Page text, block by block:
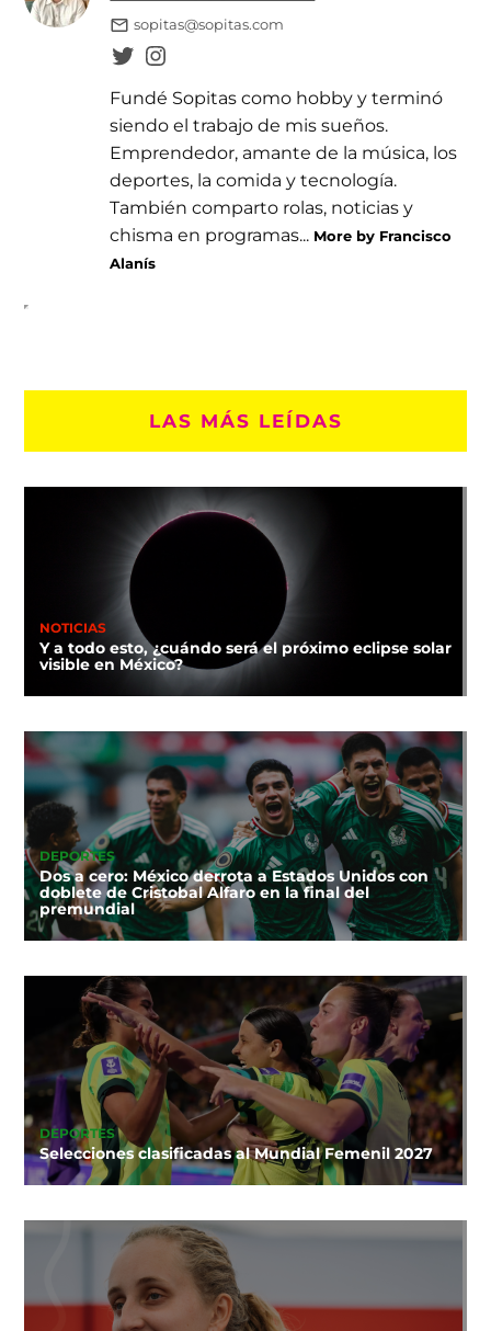
sopitas@sopitas.com
Fundé Sopitas como hobby y terminó
siendo el trabajo de mis sueños.
Emprendedor, amante de la música, los
deportes, la comida y tecnología.
También comparto rolas, noticias y
chisma en programas... More by Francisco
Alanís
LAS MÁS LEÍDAS
NOTICIAS
Y a todo esto, ¿cuándo será el próximo eclipse solar
visible en México?
DEPORTES
Dos a cero: México derrota a Estados Unidos con
doblete de Cristobal Alfaro en la final del
premundial
DEPORTES
Selecciones clasificadas al Mundial Femenil 2027